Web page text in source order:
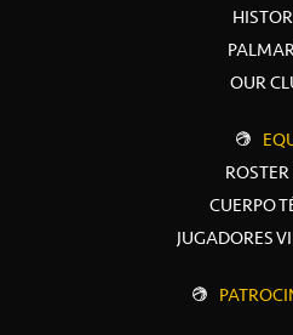
OUR
CUERPO
JUGADORES